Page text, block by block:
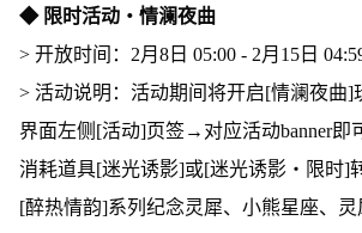
◆ 限时活动・情澜夜曲
> 开放时间：2月8日 05:00 - 2月15日
> 活动说明：活动期间将开启[情澜夜曲]
界面左侧[活动]页签→对应活动banner即
消耗道具[迷光诱影]或[迷光诱影・限时]
[醉热情韵]系列纪念灵犀、小熊星座、